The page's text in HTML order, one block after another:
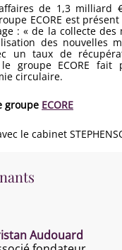
Audouard
de 1,3 milliard
ECORE est
: « de la collecte
des nouvelles
un taux de
groupe ECORE fait
circulaire.
groupe ECORE
le cabinet